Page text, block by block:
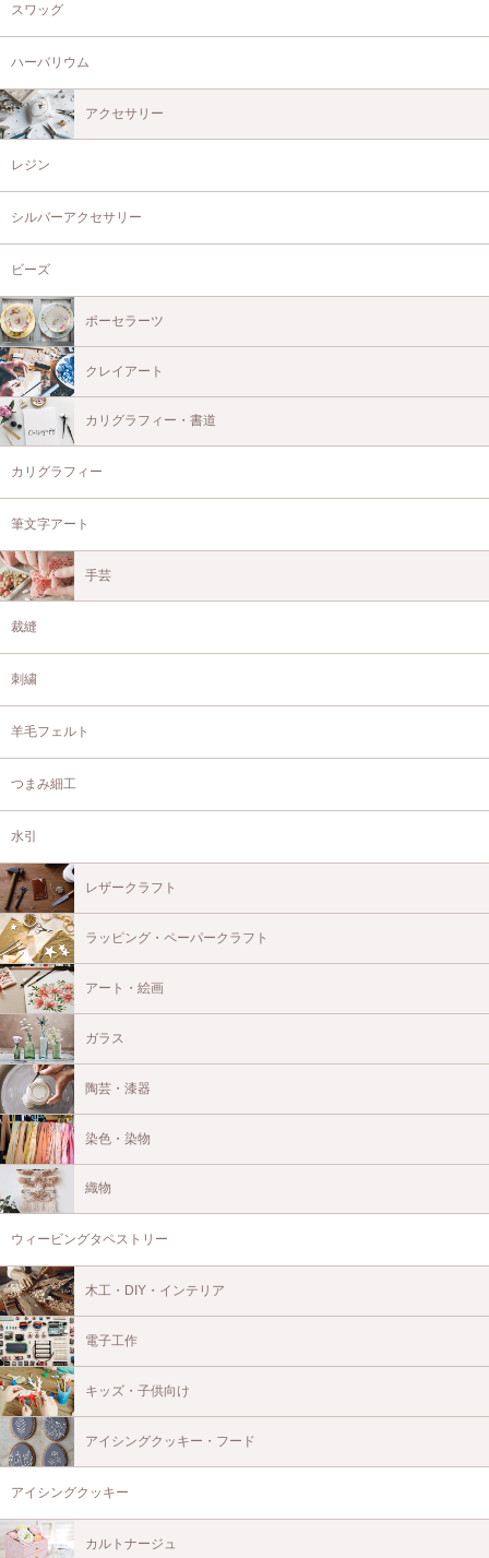
スワッグ
ハーバリウム
アクセサリー
レジン
シルバーアクセサリー
ビーズ
ポーセラーツ
クレイアート
カリグラフィー・書道
カリグラフィー
筆文字アート
手芸
裁縫
刺繍
羊毛フェルト
つまみ細工
水引
レザークラフト
ラッピング・ペーパークラフト
アート・絵画
ガラス
陶芸・漆器
染色・染物
織物
ウィービングタペストリー
木工・DIY・インテリア
電子工作
キッズ・子供向け
アイシングクッキー・フード
アイシングクッキー
カルトナージュ